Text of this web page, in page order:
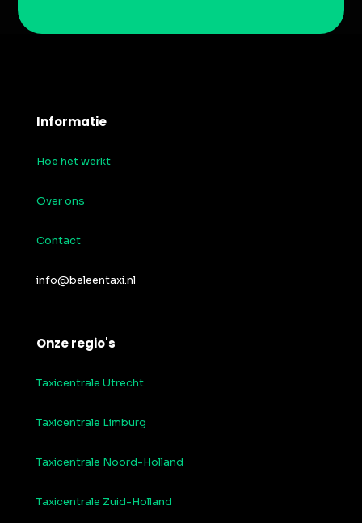
Informatie
Hoe het werkt
Over ons
Contact
info@beleentaxi.nl
Onze regio's
Taxicentrale Utrecht
Taxicentrale Limburg
Taxicentrale Noord-Holland
Taxicentrale Zuid-Holland